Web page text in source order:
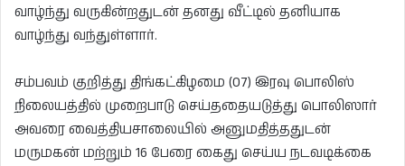
வாழ்ந்து வருகின்றதுடன் தனது வீட்டில் தனியாக
வாழ்ந்து வந்துள்ளார்.
சம்பவம் குறித்து திங்கட்கிழமை (07) இரவு பொலிஸ்
நிலையத்தில் முறைபாடு செய்ததையடுத்து பொலிஸார்
அவரை வைத்தியசாலையில் அனுமதித்ததுடன்
மருமகன் மற்றும் 16 பேரை கைது செய்ய நடவடிக்கை